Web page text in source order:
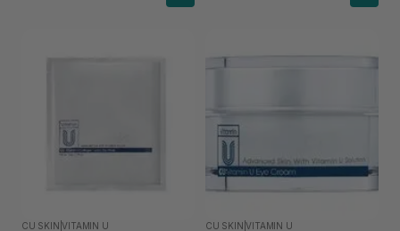
CU SKIN |VITAMIN U CU SKIN |VITAMIN U